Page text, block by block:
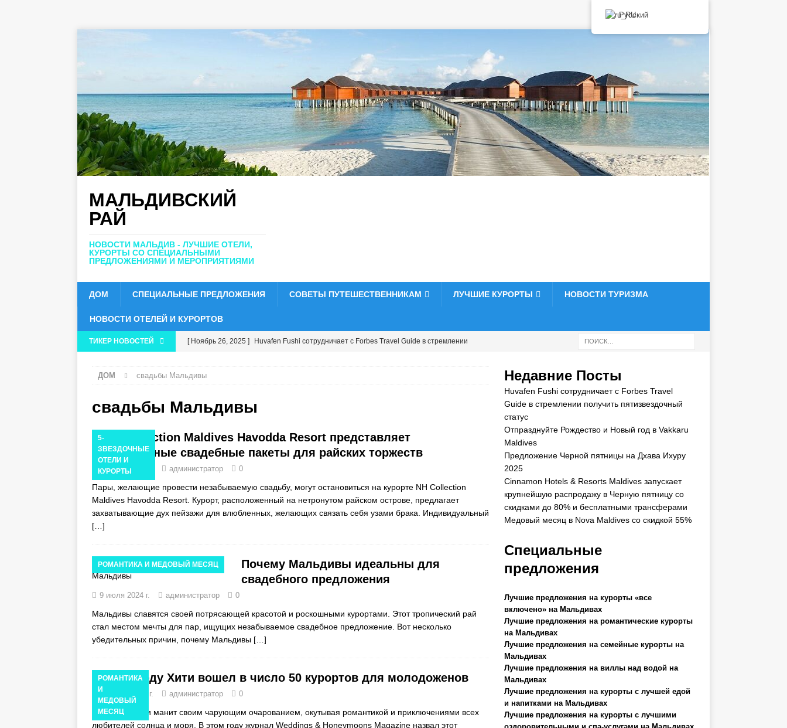
МАЛЬДИВСКИЙ
РАЙ
НОВОСТИ МАЛЬДИВ - ЛУЧШИЕ ОТЕЛИ,
КУРОРТЫ СО СПЕЦИАЛЬНЫМИ
ПРЕДЛОЖЕНИЯМИ И МЕРОПРИЯТИЯМИ
ДОМ СПЕЦИАЛЬНЫЕ ПРЕДЛОЖЕНИЯ СОВЕТЫ ПУТЕШЕСТВЕННИКАМ ЛУЧШИЕ КУРОРТЫ НОВОСТИ ТУРИЗМА
НОВОСТИ ОТЕЛЕЙ И КУРОРТОВ
ТИКЕР НОВОСТЕЙ [ Ноябрь 26, 2025 ] Huvafen Fushi сотрудничает с Forbes Travel Guide в стремлении
[ Ноябрь 24, 2025 ]
СПЕЦИАЛЬНЫЕ ПРЕДЛОЖЕНИЯ
[ Ноябрь 17, 2025 ] Cinnamon Hotels & Resorts Maldives запускает крупнейшую
СПЕЦИАЛЬНЫЕ ПРЕДЛОЖЕНИЯ
ДОМ свадьбы Мальдивы
свадьбы Мальдивы
5-
ЗВЕЗДОЧНЫЕ
ОТЕЛИ И
КУРОРТЫ
NH Collection Maldives Havodda Resort представляет
мечтательные свадебные пакеты для райских торжеств
11 июля 2024 г. администратор 0
Пары, желающие провести незабываемую свадьбу, могут остановиться на курорте NH Collection
Maldives Havodda Resort. Курорт, расположенный на нетронутом райском острове, предлагает
захватывающие дух пейзажи для влюбленных, желающих связать себя узами брака. Индивидуальный
[…]
РОМАНТИКА И МЕДОВЫЙ МЕСЯЦ
Почему Мальдивы идеальны для
свадебного предложения
9 июля 2024 г. администратор 0
Мальдивы славятся своей потрясающей красотой и роскошными курортами. Этот тропический рай
стал местом мечты для пар, ищущих незабываемое свадебное предложение. Вот несколько
убедительных причин, почему Мальдивы […]
РОМАНТИКА
И
МЕДОВЫЙ
МЕСЯЦ
Коко Боду Хити вошел в число 50 курортов для молодоженов
26 июня 2024 г. администратор 0
Коко Боду Хити манит своим чарующим очарованием, окутывая романтикой и приключениями всех
любителей солнца и моря. В этом году журнал Weddings & Honeymoons Magazine назвал этот
Недавние Посты
Huvafen Fushi сотрудничает с Forbes Travel
Guide в стремлении получить пятизвездочный
статус
Отпразднуйте Рождество и Новый год в Vakkaru
Maldives
Предложение Черной пятницы на Дхава Ихуру
2025
Cinnamon Hotels & Resorts Maldives запускает
крупнейшую распродажу в Черную пятницу со
скидками до 80% и бесплатными трансферами
Медовый месяц в Nova Maldives со скидкой 55%
Специальные
предложения
Лучшие предложения на курорты «все
включено» на Мальдивах
Лучшие предложения на романтические курорты
на Мальдивах
Лучшие предложения на семейные курорты на
Мальдивах
Лучшие предложения на виллы над водой на
Мальдивах
Лучшие предложения на курорты с лучшей едой
и напитками на Мальдивах
Лучшие предложения на курорты с лучшими
Русский